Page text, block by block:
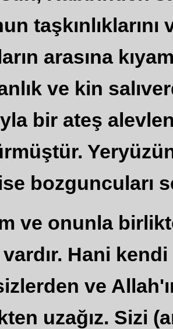
taşkınlıklarını
arasına
ve kin
bir ateş
bozguncuları
ve onunla
Hani
ve
uzağız. Sizi